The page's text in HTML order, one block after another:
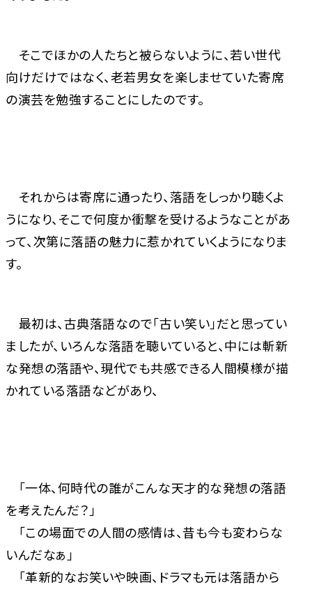
そこでほかの人たちと被らないように、若い世代
向けだけではなく、老若男女を楽しませていた寄席
の演芸を勉強することにしたのです。
それからは寄席に通ったり、落語をしっかり聴くよ
うになり、そこで何度か衝撃を受けるようなことがあ
って、次第に落語の魅力に惹かれていくようになりま
す。
最初は、古典落語なので「古い笑い」だと思ってい
ましたが、いろんな落語を聴いていると、中には斬新
な発想の落語や、現代でも共感できる人間模様が描
かれている落語などがあり、
「一体、何時代の誰がこんな天才的な発想の落語
を考えたんだ？」
「この場面での人間の感情は、昔も今も変わらな
いんだなぁ」
「革新的なお笑いや映画、ドラマも元は落語から